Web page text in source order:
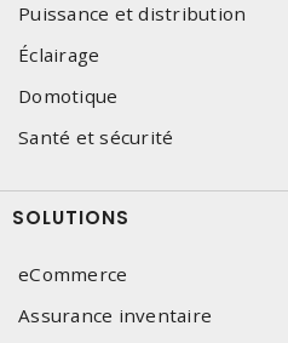
Puissance et distribution
Éclairage
Domotique
Santé et sécurité
SOLUTIONS
eCommerce
Assurance inventaire